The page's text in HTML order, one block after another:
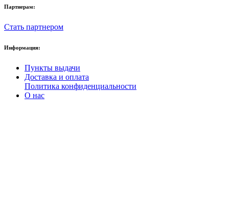
Партнерам:
Стать партнером
Информация:
Пункты выдачи
Доставка и оплата
Политика конфиденциальности
О нас